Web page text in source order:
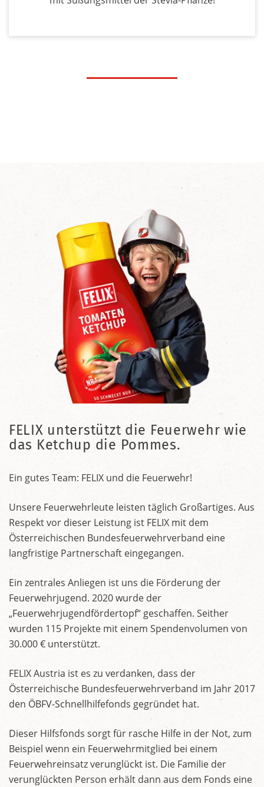
FELIX unterstützt die Feuerwehr wie
das Ketchup die Pommes.
Ein gutes Team: FELIX und die Feuerwehr!
Unsere Feuerwehrleute leisten täglich Großartiges. Aus
Respekt vor dieser Leistung ist FELIX mit dem
Österreichischen Bundesfeuerwehrverband eine
langfristige Partnerschaft eingegangen.
Ein zentrales Anliegen ist uns die Förderung der
Feuerwehrjugend. 2020 wurde der
„Feuerwehrjugendfördertopf“ geschaffen. Seither
wurden 115 Projekte mit einem Spendenvolumen von
30.000 € unterstützt.
FELIX Austria ist es zu verdanken, dass der
Österreichische Bundesfeuerwehrverband im Jahr 2017
den ÖBFV-Schnellhilfefonds gegründet hat.
Dieser Hilfsfonds sorgt für rasche Hilfe in der Not, zum
Beispiel wenn ein Feuerwehrmitglied bei einem
Feuerwehreinsatz verunglückt ist. Die Familie der
verunglückten Person erhält dann aus dem Fonds eine